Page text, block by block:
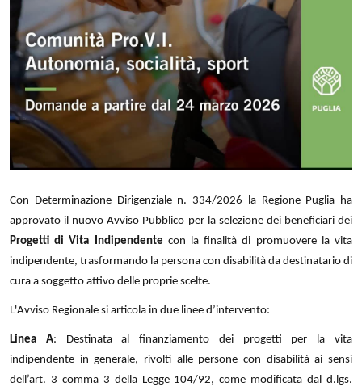
Con Determinazione Dirigenziale n. 334/2026 la Regione Puglia ha
approvato il nuovo Avviso Pubblico per la selezione dei beneficiari dei
Progetti di Vita Indipendente con la finalità di promuovere la vita
indipendente, trasformando la persona con disabilità da destinatario di
cura a soggetto attivo delle proprie scelte.
L'Avviso Regionale si articola in due linee d’intervento:
Linea A: Destinata al finanziamento dei progetti per la vita
indipendente in generale, rivolti alle persone con disabilità ai sensi
dell’art. 3 comma 3 della Legge 104/92, come modificata dal d.lgs.